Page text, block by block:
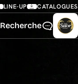
LINE-UP CATALOGUES
Recherche